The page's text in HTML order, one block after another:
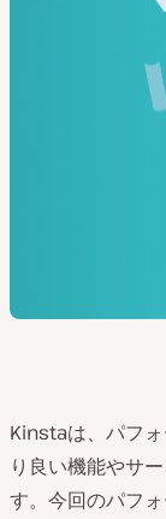
Kinstaは、パフ
り良い機能やサ
す。今回のパフ